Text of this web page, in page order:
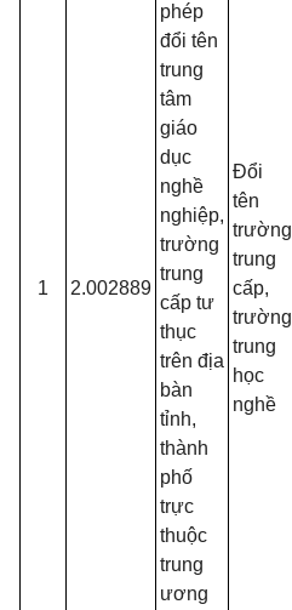
1 2.002889
phép
đổi tên
trung
tâm
giáo
dục
nghề
nghiệp,
trường
trung
cấp tư
thục
trên địa
bàn
tỉnh,
thành
phố
trực
thuộc
trung
ương
Đổi
tên
trường
trung
cấp,
trường
trung
học
nghề